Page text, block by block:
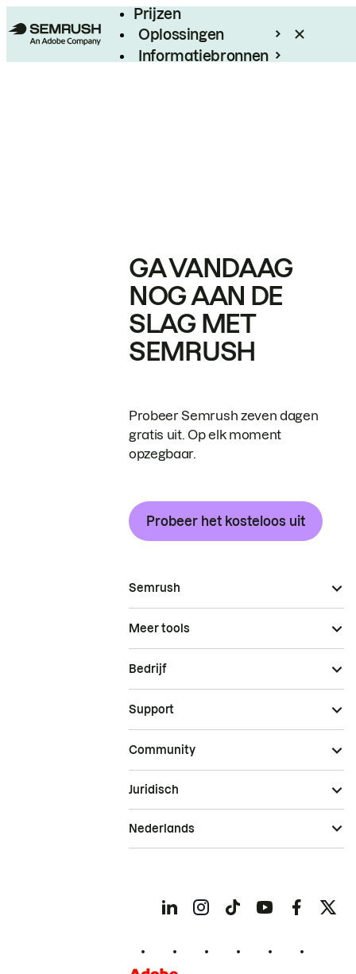
Prijzen
Oplossingen
Informatiebronnen
GA VANDAAG
NOG AAN DE
SLAG MET
SEMRUSH
Probeer Semrush zeven dagen
gratis uit. Op elk moment
opzegbaar.
Probeer het kosteloos uit
Semrush
Meer tools
Bedrijf
Support
Community
Juridisch
Nederlands